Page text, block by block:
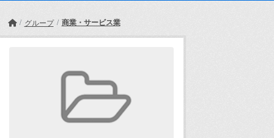
グループ 商業・サービス業